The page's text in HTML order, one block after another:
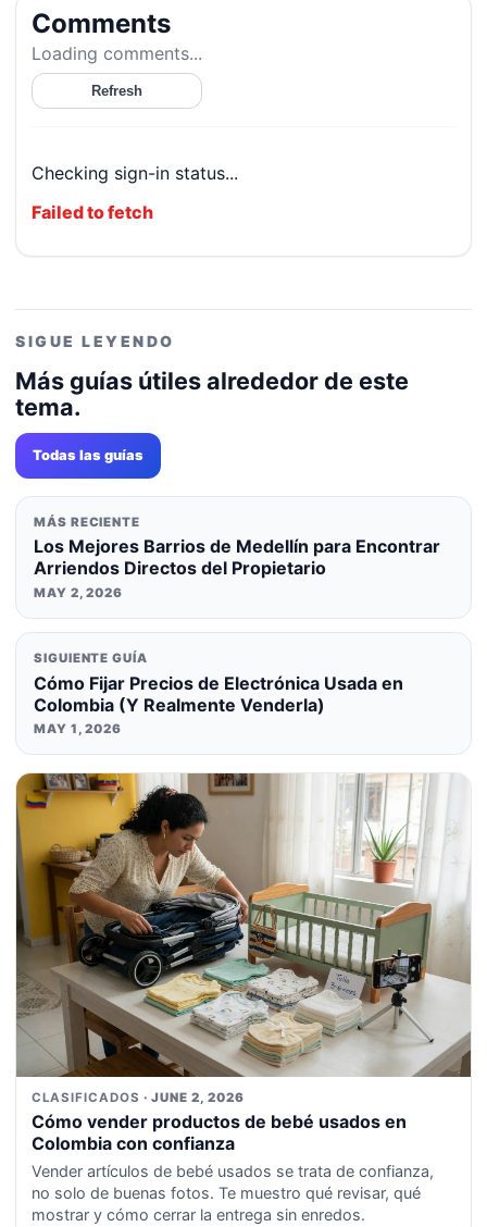
Comments
Loading comments...
Refresh
Checking sign-in status...
Failed to fetch
SIGUE LEYENDO
Más guías útiles alrededor de este
tema.
Todas las guías
MÁS RECIENTE
Los Mejores Barrios de Medellín para Encontrar
Arriendos Directos del Propietario
MAY 2, 2026
SIGUIENTE GUÍA
Cómo Fijar Precios de Electrónica Usada en
Colombia (Y Realmente Venderla)
MAY 1, 2026
CLASIFICADOS · JUNE 2, 2026
Cómo vender productos de bebé usados en
Colombia con confianza
Vender artículos de bebé usados se trata de confianza,
no solo de buenas fotos. Te muestro qué revisar, qué
mostrar y cómo cerrar la entrega sin enredos.